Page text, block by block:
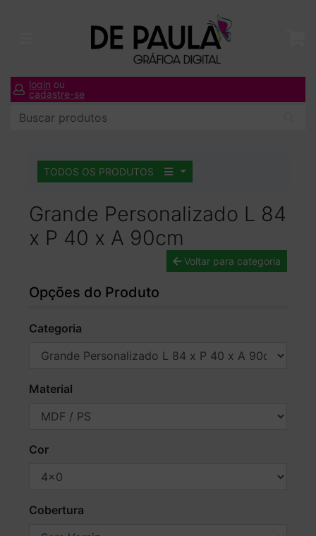
login ou
cadastre-se
TODOS OS PRODUTOS
Grande Personalizado L 84
x P 40 x A 90cm
Voltar para categoria
Opções do Produto
Categoria
Material
Cor
Cobertura